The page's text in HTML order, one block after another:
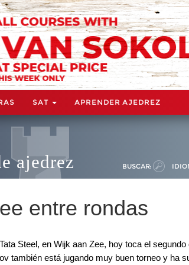
SAT APRENDER AJEDREZ
ajedrez BUSCAR:
entre rondas
Steel, en Wijk aan Zee, hoy toca el
también está jugando muy buen torneo y ha